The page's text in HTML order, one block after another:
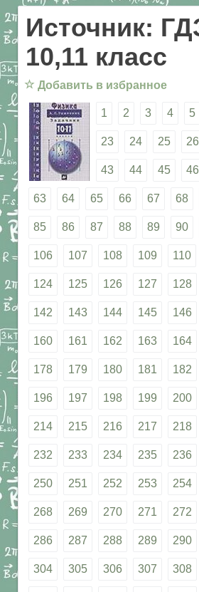
Источник:
10,11 класс
☆ Добавить в избранное
1 2 3 4 5
23 24 25 26
43 44 45 46
63 64 65 66 67 68
85 86 87 88 89 90
106 107 108 109 110
124 125 126 127 128
142 143 144 145 146
160 161 162 163 164
178 179 180 181 182
196 197 198 199 200
214 215 216 217 218
232 233 234 235 236
250 251 252 253 254
268 269 270 271 272
286 287 288 289 290
304 305 306 307 308